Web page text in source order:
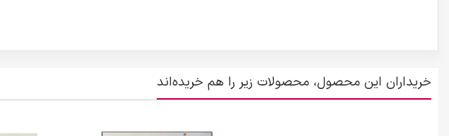
خریداران این محصول، محصولات زیر را هم خریده‌اند